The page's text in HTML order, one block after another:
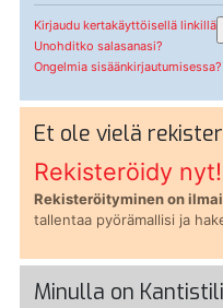
Kirjaudu kertakäyttöisellä linkillä
Unohditko salasanasi?
Ongelmia sisäänkirjautumisessa?
Et ole vielä
Rekisteröidy nyt!
Rekisteröityminen on
tallentaa pyörämallisi ja
Minulla on